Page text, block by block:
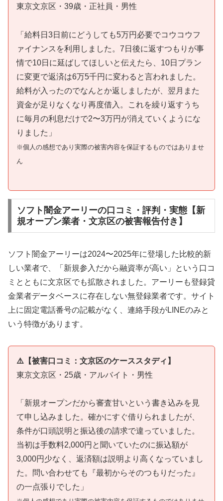
東京文京区・39歳・正社員・男性
「給料日3日前にどうしても5万円必要でコウコウフ
ァイナンスを利用しました。7日後に返すつもりが事
情で10日に延ばしてほしいと伝えたら、10日プラン
に変更で返済は6万5千円に変わると言われました。
給料が入ったのでなんとか返しましたが、翌月また
資金が足りなくなり再度借入。これを繰り返すうち
に毎月の利息だけで2〜3万円が消えていくようにな
りました」
※個人の感想であり実際の被害内容を保証するものではありませ
ん
ソフト闇金アーリーの口コミ・評判・実態【新
規オープン業者・文京区の被害報告付き】
ソフト闇金アーリーは2024〜2025年に登場した比較的新
しい業者で、「新規参入だから融資率が高い」という口コ
ミとともに文京区でも拡散されました。アーリーも登録貸
金業者データベースに存在しない無登録業者です。サイト
上に固定電話番号の記載がなく、連絡手段がLINEのみと
いう特徴があります。
⚠️【被害口コミ：文京区のケーススタディ】
東京文京区・25歳・アルバイト・男性
「新規オープンだから審査甘いという書き込みを見
て申し込みました。確かにすぐ借りられましたが、
条件が口頭説明と振込後の請求で違っていました。
当初は手数料2,000円と聞いていたのに振込額が
3,000円少なく、返済額は説明より高くなっていまし
た。問い合わせても『最初からそのつもりだった』
の一点張りでした」